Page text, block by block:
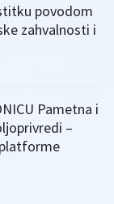
povodom
zahvalnosti i
Pametna i
–
platforme